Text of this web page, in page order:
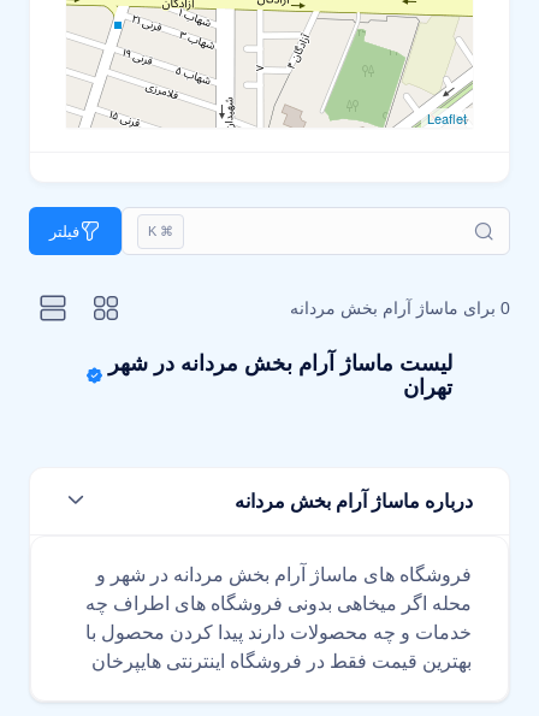
Leaflet
⌘ K فیلتر
0 برای ماساژ آرام بخش مردانه
لیست ماساژ آرام بخش مردانه در شهر
تهران
درباره ماساژ آرام بخش مردانه
فروشگاه های ماساژ آرام بخش مردانه در شهر و
محله اگر میخاهی بدونی فروشگاه های اطراف چه
خدمات و چه محصولات دارند پیدا کردن محصول با
بهترین قیمت فقط در فروشگاه اینترنتی هایپرخان